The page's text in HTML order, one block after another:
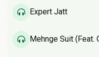
Expert Jatt
Mehnge Suit (Feat.